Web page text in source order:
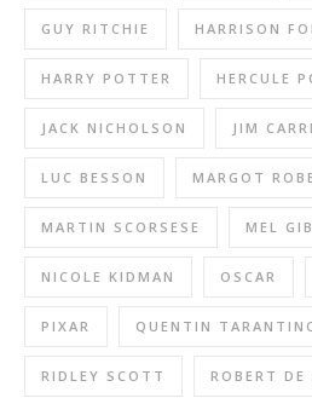
GUY RITCHIE HARRISON
HARRY POTTER HERCULE
JACK NICHOLSON JIM
LUC BESSON MARGOT
MARTIN SCORSESE MEL
NICOLE KIDMAN OSCAR
PIXAR QUENTIN
RIDLEY SCOTT ROBERT DE